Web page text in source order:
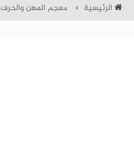
الرئيسية معجم المهن والحرف